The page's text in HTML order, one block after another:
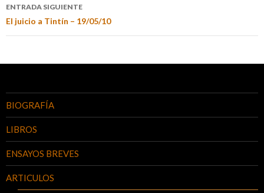
ENTRADA SIGUIENTE
El juicio a Tintín – 19/05/10
BIOGRAFÍA
LIBROS
ENSAYOS BREVES
ARTICULOS